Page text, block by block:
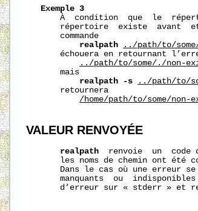
Exemple 3
À  condition  que  le
répertoire  existe  avant
       commande
realpath
../path/to/
échouera en retournant
../path/to/some/./
       mais
realpath
-s
../path/to/
       retournera
/home/path/to/some/
VALEUR RENVOYÉE
realpath
renvoie  un  code
les noms de chemin ont été
Dans le cas où une erreur
manquants  ou
d’erreur sur « stderr » et